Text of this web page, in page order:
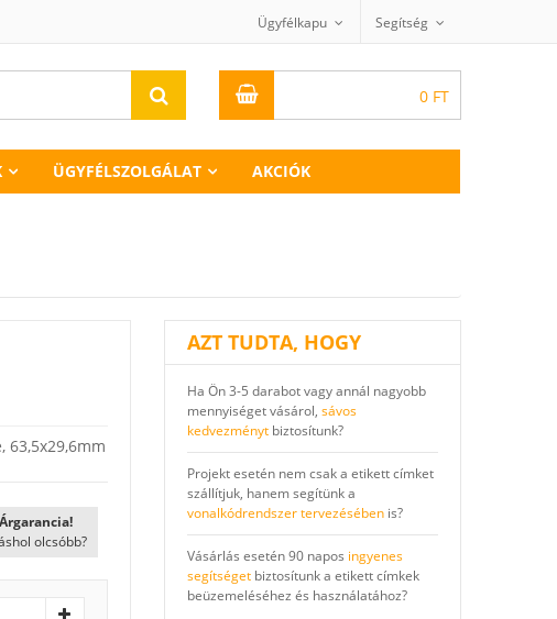
Ügyfélkapu Segítség
0 FT
ÜGYFÉLSZOLGÁLAT AKCIÓK
Árgarancia!
olcsóbb?
AZT TUDTA, HOGY
Ha Ön 3-5 darabot vagy annál nagyobb
mennyiséget vásárol, sávos
kedvezményt biztosítunk?
Projekt esetén nem csak a etikett címket
szállítjuk, hanem segítünk a
vonalkódrendszer tervezésében is?
Vásárlás esetén 90 napos ingyenes
segítséget biztosítunk a etikett címkek
beüzemeléséhez és használatához?